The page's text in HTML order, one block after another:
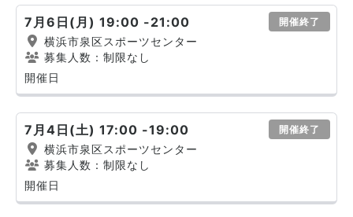
7月6日(月) 19:00 -21:00 開催終了
横浜市泉区スポーツセンター
募集人数：制限なし
開催日
7月4日(土) 17:00 -19:00 開催終了
横浜市泉区スポーツセンター
募集人数：制限なし
開催日